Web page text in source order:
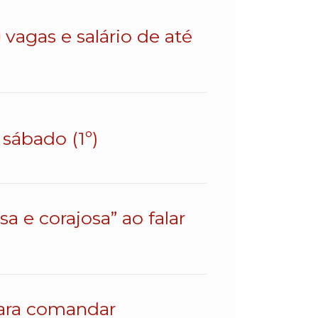
e salário de até
(1º)
e corajosa” ao falar
comandar